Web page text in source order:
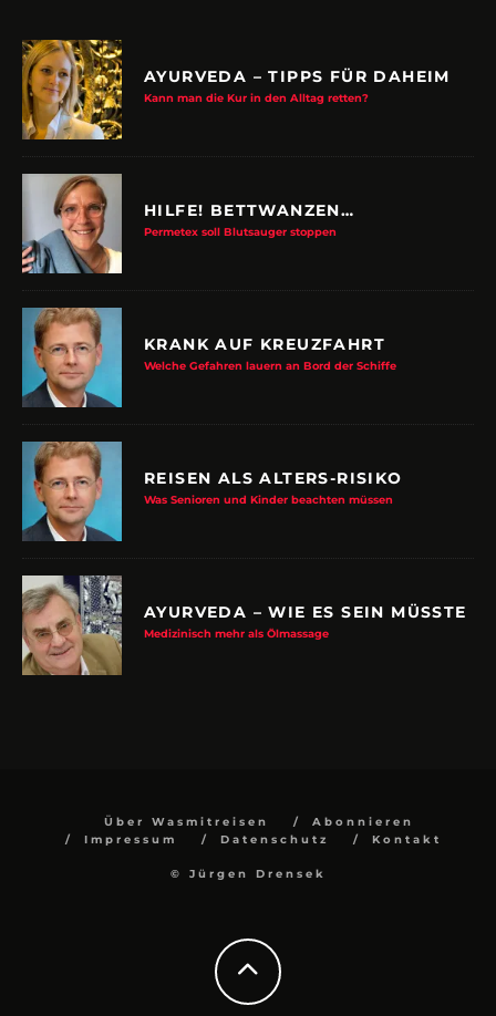
AYURVEDA – TIPPS FÜR DAHEIM
Kann man die Kur in den Alltag retten?
HILFE! BETTWANZEN…
Permetex soll Blutsauger stoppen
KRANK AUF KREUZFAHRT
Welche Gefahren lauern an Bord der Schiffe
REISEN ALS ALTERS-RISIKO
Was Senioren und Kinder beachten müssen
AYURVEDA – WIE ES SEIN MÜSSTE
Medizinisch mehr als Ölmassage
Über Wasmitreisen
Abonnieren
Impressum
Datenschutz Kontakt
© Jürgen Drensek